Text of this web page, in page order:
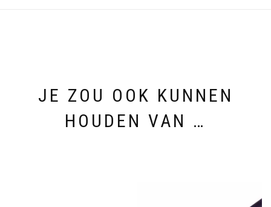
JE ZOU OOK KUNNEN
HOUDEN VAN …